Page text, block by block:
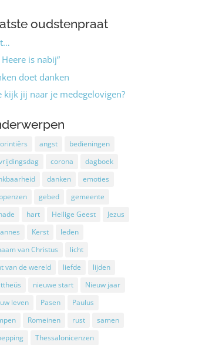
oudstenpraat
Heere is nabij”
doet danken
kijk jij naar je medegelovigen?
angst
bedieningen
corona
dagboek
danken
emoties
gebed
gemeente
hart Heilige Geest
Jezus
Kerst
leden
van Christus
licht
van de wereld
liefde
lijden
nieuwe start
Nieuw jaar
leven
Pasen
Paulus
Romeinen rust
samen
Thessalonicenzen